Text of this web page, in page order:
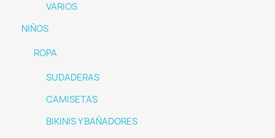
VARIOS
NIÑOS
ROPA
SUDADERAS
CAMISETAS
BIKINIS Y BAÑADORES